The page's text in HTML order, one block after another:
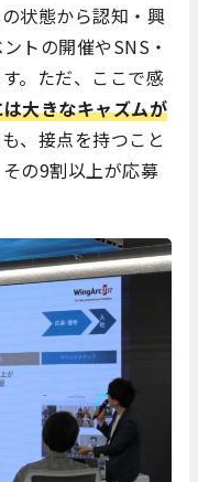
状態から認知・興
トの開催やSNS・
。ただ、ここで感
大きなキャズムが
、接点を持つこと
の9割以上が応募